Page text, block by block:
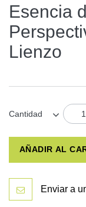
Esencia
Lienzo
Cantidad
AÑADIR AL
Enviar a